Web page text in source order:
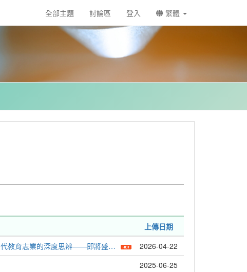
全部主題 討論區 登入 繁體
上傳日期
志業的深度思辨——即將盛大登場！
2026-04-22
2025-06-25